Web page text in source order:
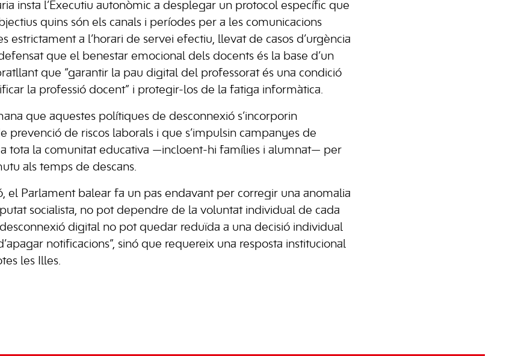
insta l’Executiu autonòmic a desplegar un protocol específic que
quins són els canals i períodes per a les comunicacions
estrictament a l’horari de servei efectiu, llevat de casos d’urgència
que el benestar emocional dels docents és la base d’un
que “garantir la pau digital del professorat és una condició
la professió docent” i protegir-los de la fatiga informàtica.
que aquestes polítiques de desconnexió s’incorporin
prevenció de riscos laborals i que s’impulsin campanyes de
a tota la comunitat educativa —incloent-hi famílies i alumnat— per
als temps de descans.
el Parlament balear fa un pas endavant per corregir una anomalia
socialista, no pot dependre de la voluntat individual de cada
digital no pot quedar reduïda a una decisió individual
notificacions”, sinó que requereix una resposta institucional
les Illes.